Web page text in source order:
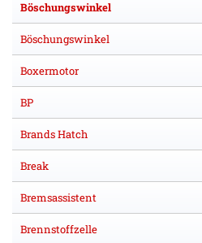
Böschungswinkel
Böschungswinkel
Boxermotor
BP
Brands Hatch
Break
Bremsassistent
Brennstoffzelle